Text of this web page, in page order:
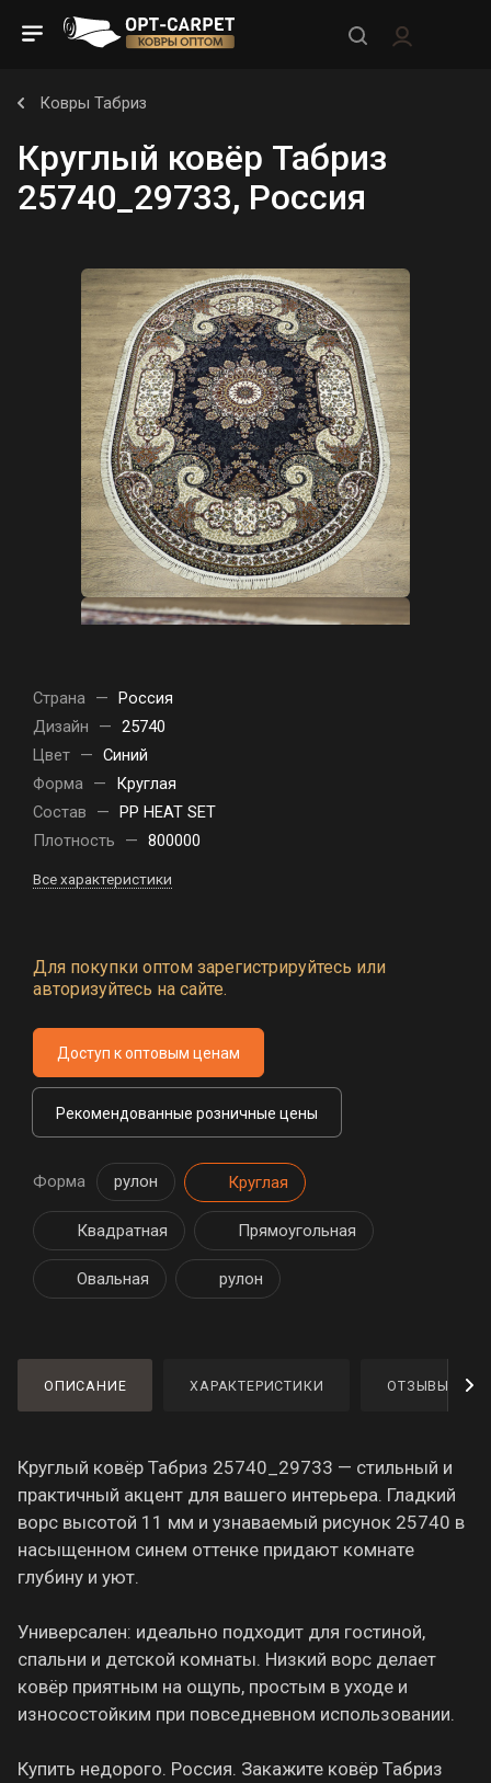
Ковры Табриз
Круглый ковёр Табриз
25740_29733, Россия
Страна — Россия
Дизайн
— 25740
Цвет — Синий
Форма —
Круглая
Состав
— PP HEAT SET
Плотность
— 800000
Все характеристики
Для покупки оптом зарегистрируйтесь или
авторизуйтесь на сайте.
Доступ к оптовым ценам
Рекомендованные розничные цены
Форма рулон Круглая
Квадратная Прямоугольная
Овальная рулон
ОПИСАНИЕ ХАРАКТЕРИСТИКИ ОТЗЫВЫ
Круглый ковёр Табриз 25740_29733 — стильный и
практичный акцент для вашего интерьера. Гладкий
ворс высотой 11 мм и узнаваемый рисунок 25740 в
насыщенном синем оттенке придают комнате
глубину и уют.
Универсален: идеально подходит для гостиной,
спальни и детской комнаты. Низкий ворс делает
ковёр приятным на ощупь, простым в уходе и
износостойким при повседневном использовании.
Купить недорого. Россия. Закажите ковёр Табриз